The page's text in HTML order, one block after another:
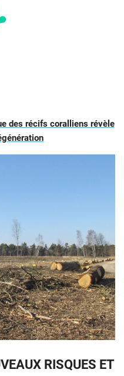
des récifs coralliens révèle
RISQUES ET